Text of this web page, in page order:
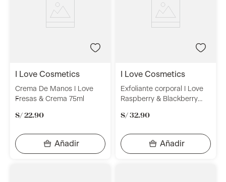
i love cosmetics
Crema De Manos I Love
Fresas & Crema 75ml
S/ 22.90
i love cosmetics
Exfoliante corporal I Love
Raspberry & Blackberry
S/ 32.90